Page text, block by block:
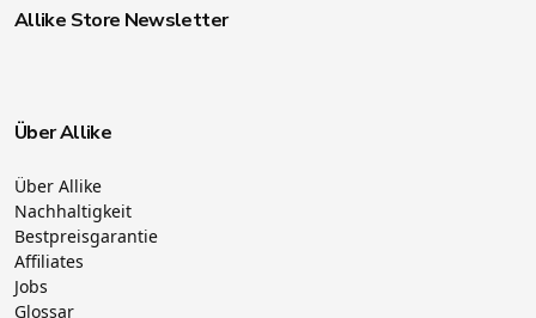
Allike Store Newsletter
Über Allike
Über Allike
Nachhaltigkeit
Bestpreisgarantie
Affiliates
Jobs
Glossar